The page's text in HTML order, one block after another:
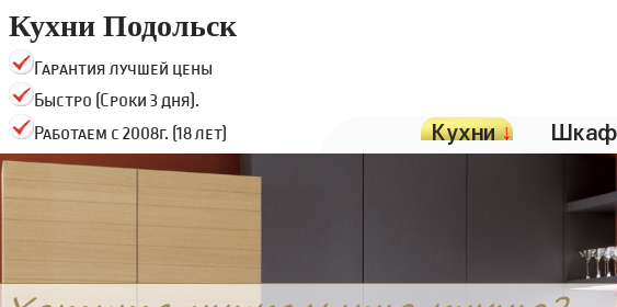
Кухни Подольск
Гарантия лучшей цены
Быстро (Сроки 3 дня).
Работаем с 2008г. (18 лет)
Кухни↓